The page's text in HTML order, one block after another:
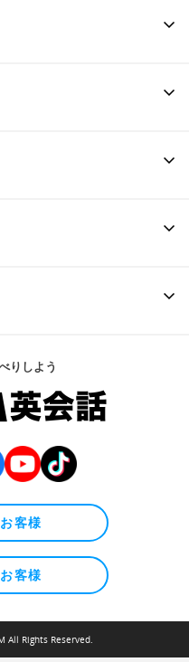
りしよう
客様
客様
All Rights Reserved.